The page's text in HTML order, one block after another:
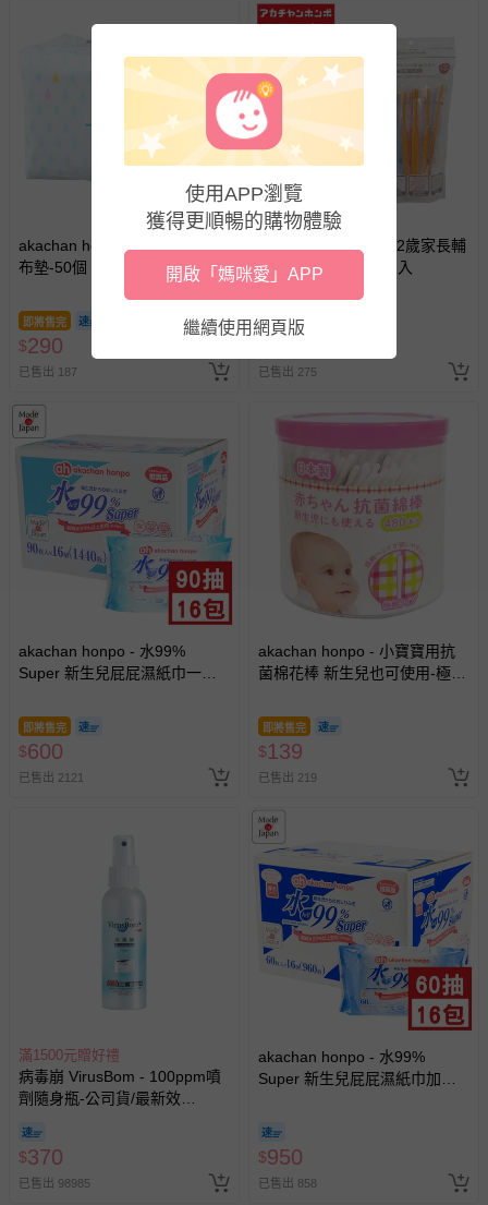
-接觸性孕哺產品（奶嘴、奶瓶、擠乳器、哺乳衣、托腹
帶束縛衣、餐搖椅等）。
-其他原廠盒裝商品封口處已貼上「不可拆封」，或具警
示字句等說明貼紙、封條者。
國際航空、客運、訂房等服務。
相關的退換貨辦理流程，可詳見：退換貨 & 退款問題
其他常見問題：
運送服務：目前提供的運送僅限台灣本島。如您位於離島地
區，可能會無法配送，或須依據商品需加收離島運費。廠商
亦保留出貨與否的權利。離島、偏遠地區、樓層親送等加價
費用，可能會另需加收。
商品實際的配達日期，可於訂單個人資料內的查詢訂單內，
如您收到商品，請依正常流程檢查是否完好，若商品遇瑕疵
情形，您可申請更換新品或退貨，請見：退貨的辦理流程
若您對於會員帳號、商品訂購與資訊、購物流程、付款方
式、折價券與購物金的使用、退貨及商品運送方式等有疑
問，你可詳見：媽咪愛客服中心
預購商品：預購為海外同步代購，遇缺貨即會通知媽咪並協
助取消退款事宜。
商品如因「價格、組合」等錯誤原因，導致無法安排出貨，
會主動以簡訊及mail通知訂單取消事宜，並將提供適當補
akachan honpo - 拋棄式換尿
布墊-50個
即將售完
$290
已售出 187
akachan honpo - 0~2歲家長輔
助用嬰幼兒牙刷12支入
89折 即將售完
已售出 275
akachan honpo - 水99%
Super 新生兒屁屁濕紙巾一般
即將售完
$600
已售出 2121
akachan honpo - 小寶寶用抗
菌棉花棒 新生兒也可使用-極細
即將售完
$139
已售出 219
滿1500元贈好禮
病毒崩 VirusBom - 100ppm噴
劑隨身瓶-公司貨/最新效
$370
已售出 98985
akachan honpo - 水99%
Super 新生兒屁屁濕紙巾加厚
$950
已售出 858
使用APP瀏覽
獲得更順暢的購物體驗
開啟「媽咪愛」APP
繼續使用網頁版